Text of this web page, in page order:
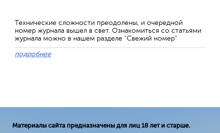
Технические сложности преодолены, и очередной
номер журнала вышел в свет. Ознакомиться со статьями
журнала можно в нашем разделе "Свежий номер"
подробнее
Материалы сайта предназначены для лиц 18 лет и старше.